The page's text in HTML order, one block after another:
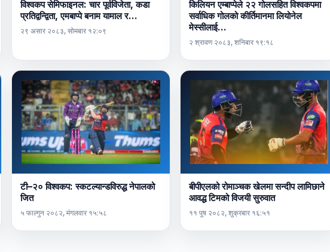
विश्वकप सेमिफाइनल: चार पूर्वविजेता, कडा
प्रतिद्वन्द्विता, एमबाप्पे बनाम यामाल र…
२९ असार २०८३, सोमबार १२:०९
किलियन एम्बाप्पेले २२ गोलसहित विश्वकपमा
सर्वाधिक गोलको कीर्तिमानमा लियोनेल
मेस्सीलाई…
२ श्रावण २०८३, शनिबार १९:१८
टी–२० विश्वकप: स्कटल्यान्डविरुद्ध नेपालको
जित
५ फाल्गुन २०८२, मंगलवार १५:५८
बीपीएलको रोमाञ्चक खेलमा सन्दीप लामिछाने
आवद्ध टिमको विजयी सुरुवात
११ पुष २०८२, शुक्रबार १६:५१